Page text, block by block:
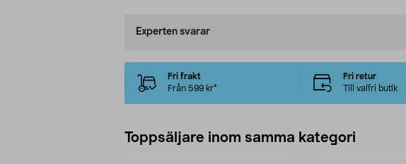
Experten svarar
Fri frakt
Från 599 kr*
Fri retur
Till valfri butik
Toppsäljare inom samma kategori